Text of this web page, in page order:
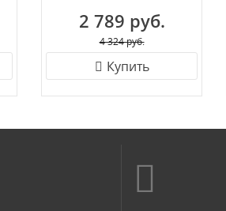
2 789 руб.
4 324 руб.
Купить